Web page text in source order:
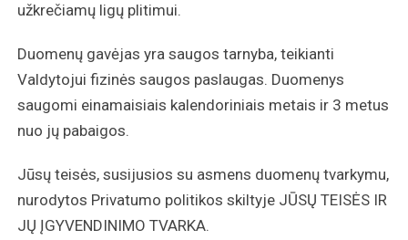
užkrečiamų ligų plitimui.
Duomenų gavėjas yra saugos tarnyba, teikianti
Valdytojui fizinės saugos paslaugas. Duomenys
saugomi einamaisiais kalendoriniais metais ir 3 metus
nuo jų pabaigos.
Jūsų teisės, susijusios su asmens duomenų tvarkymu,
nurodytos Privatumo politikos skiltyje JŪSŲ TEISĖS IR
JŲ ĮGYVENDINIMO TVARKA.